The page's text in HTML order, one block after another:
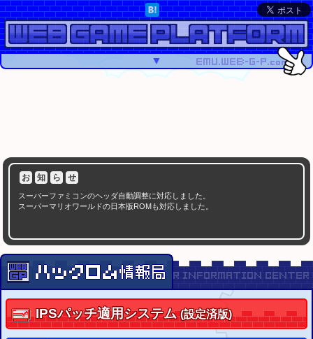
▼
お 知 ら せ
スーパーファミコンのヘッダ自動調整に対応しました。
スーパーマリオワールドの日本版ROMも対応しました。
SMC(SFC/SNES)ヘッダの付加・削除
システム
スーパーマリオワールドのROMは、ハッシュを確認してから適用して下さい。
スーパーマリオワールド USA版 ハッシュチェッカー
IPSパッチ適用システム(設定済版)